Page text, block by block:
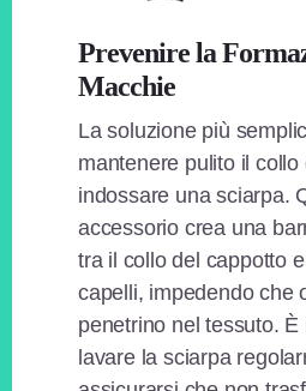
Prevenire la
Macchie
La soluzione più
mantenere pulito il
indossare una sciarpa.
accessorio crea una
tra il collo del cappotto
capelli, impedendo che
penetrino nel tessuto. È
lavare la sciarpa